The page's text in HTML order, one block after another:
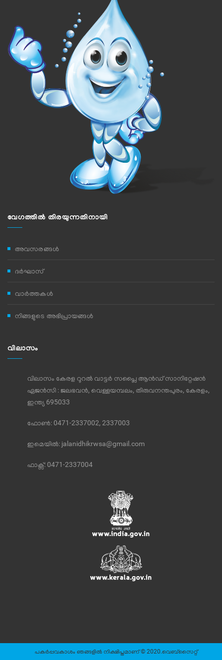
വേഗത്തില്‍ തിരയുന്നതിനായി
അവസരങ്ങൾ
ദര്‍ഘാസ്‌
വാര്‍ത്തകള്‍
നിങ്ങളുടെ അഭിപ്രായങ്ങള്‍
വിലാസം
വിലാസം കേരള റൂറൽ വാട്ടർ സപ്ലൈ ആൻഡ് സാനിറ്റേഷൻ
ഏജൻസി : ജലഭവൻ, വെള്ളയമ്പലം, തിരുവനന്തപുരം, കേരളം,
ഇന്ത്യ 695033
ഫോണ്‍: 0471-2337002, 2337003
ഇമെയില്‍: jalanidhikrwsa@gmail.com
ഫാക്സ്: 0471-2337004
പകർപ്പവകാശം ഞങ്ങളിൽ നിക്ഷിപ്തമാണ് © 2020.വെബ്സൈറ്റ്